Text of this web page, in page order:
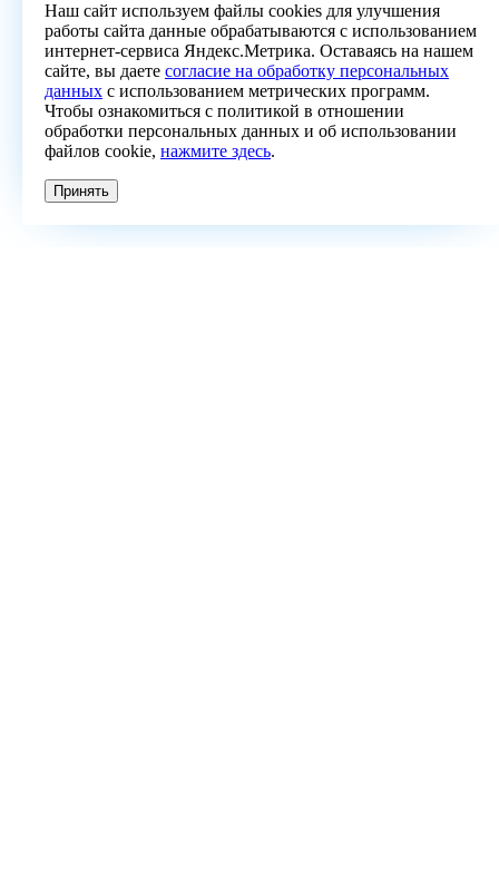
Наш сайт используем файлы cookies для улучшения
работы сайта данные обрабатываются с использованием
интернет-сервиса Яндекс.Метрика. Оставаясь на нашем
сайте, вы даете согласие на обработку персональных
данных с использованием метрических программ.
Чтобы ознакомиться с политикой в отношении
обработки персональных данных и об использовании
файлов cookie, нажмите здесь.
Принять